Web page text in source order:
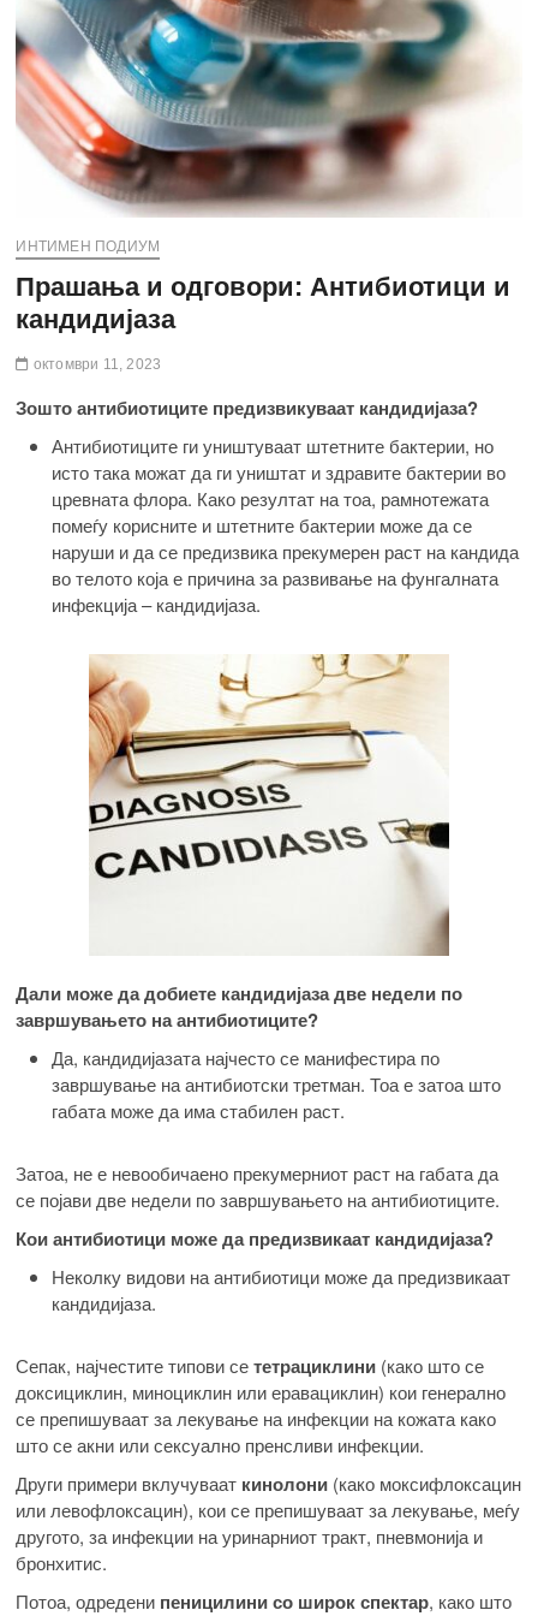
ИНТИМЕН ПОДИУМ
Прашања и одговори: Антибиотици и
кандидијаза
октомври 11, 2023
Зошто антибиотиците предизвикуваат кандидијаза?
Антибиотиците ги уништуваат штетните бактерии, но
исто така можат да ги уништат и здравите бактерии во
цревната флора. Како резултат на тоа, рамнотежата
помеѓу корисните и штетните бактерии може да се
наруши и да се предизвика прекумерен раст на кандида
во телото која е причина за развивање на фунгалната
инфекција – кандидијаза.
Дали може да добиете кандидијаза две недели по
завршувањето на антибиотиците?
Да, кандидијазата најчесто се манифестира по
завршување на антибиотски третман. Тоа е затоа што
габата може да има стабилен раст.
Затоа, не е невообичаено прекумерниот раст на габата да
се појави две недели по завршувањето на антибиотиците.
Кои антибиотици може да предизвикаат кандидијаза?
Неколку видови на антибиотици може да предизвикаат
кандидијаза.
Сепак, најчестите типови сететрациклини (како што се
доксициклин, миноциклин или еравациклин) кои генерално
се препишуваат за лекување на инфекции на кожата како
што се акни или сексуално пренсливи инфекции.
Други примери вклучуваат кинолони (како моксифлоксацин
или левофлоксацин), кои се препишуваат за лекување, меѓу
другото, за инфекции на уринарниот тракт, пневмонија и
бронхитис.
Потоа, одредени пеницилини со широк спектар, како што